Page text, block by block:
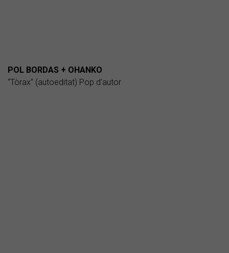
POL BORDAS + OHANKO
“Tòrax” (autoeditat) Pop d'autor